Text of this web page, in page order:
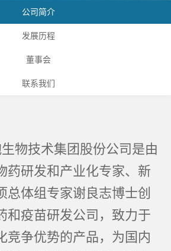
公司简介
发展历程
董事会
联系我们
物技术集团股份公司是由
药研发和产业化专家、新
总体组专家谢良志博士创
和疫苗研发公司，致力于
竞争优势的产品，为国内